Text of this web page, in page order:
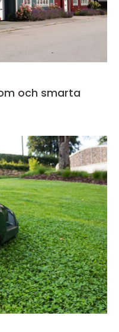
och smarta